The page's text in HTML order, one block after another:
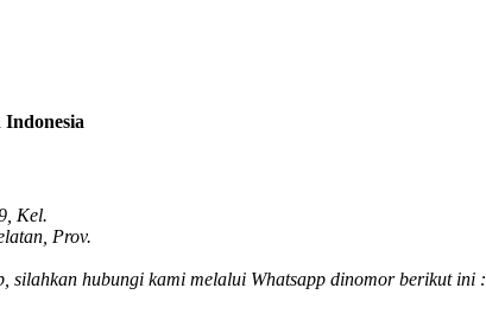
Kel.
Prov.
silahkan hubungi kami melalui Whatsapp dinomor berikut ini :